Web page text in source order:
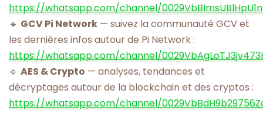
https://whatsapp.com/channel/
🔹 GCV Pi Network — suivez la communauté GCV et
les dernières infos autour de Pi Network :
https://whatsapp.com/channel/
🔹 AES & Crypto — analyses, tendances et
décryptages autour de la blockchain et des cryptos :
https://whatsapp.com/channel/